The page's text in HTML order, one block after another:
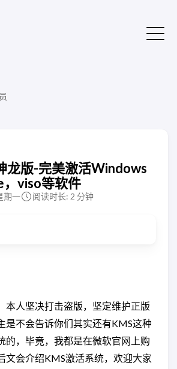
龙版-完美激活Windows
viso等软件
期一 阅读时长: 2 分钟
本人坚决打击盗版，坚定维护正版
是不会告诉你们其实还有KMS这种
的，毕竟，我都是在微软官网上购
文会介绍KMS激活系统，欢迎大家